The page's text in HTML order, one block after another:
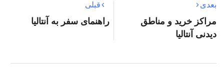
قبلی
راهنمای سفر به آنتالیا
بعدی
مراکز خرید و مناطق
دیدنی آنتالیا